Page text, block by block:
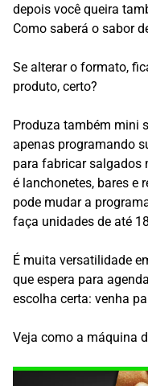
depois você queira
Como saberá o sabor
Se alterar o formato,
produto, certo?
Produza também mini
apenas programando
para fabricar salgados
é lanchonetes, bares e
pode mudar a
faça unidades de até
É muita versatilidade
que espera para
escolha certa: venha
Veja como a máquina